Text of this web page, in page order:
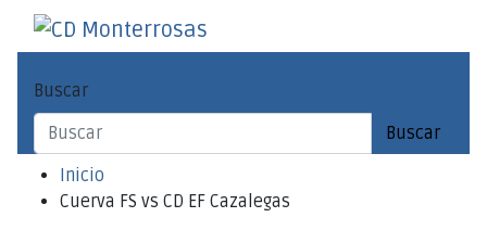
Saltar
Buscar
Buscar
Inicio
Cuerva FS vs CD EF Cazalegas